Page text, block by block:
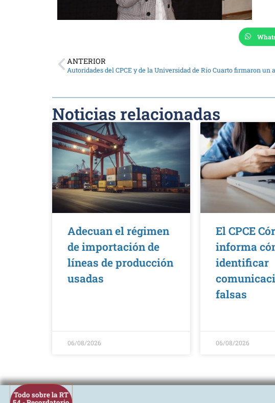
Todo sobre la RT
ANTERIOR
Noticias relacionadas
Adecuan el régimen
de importación de
líneas de producción
usadas
06/08/2026
El CPCE
informa
identificar
falsas
06/08/2026